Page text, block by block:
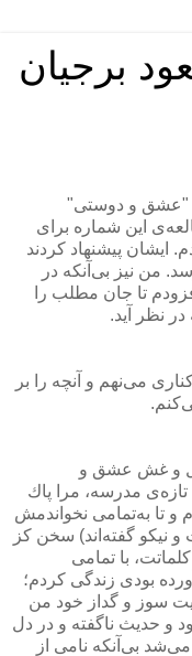
برجیان
"عشق و دوستی"
این شماره برای
ایشان پیشنهاد كردند
من نیز بی‌آنكه در
تا جان مطلب را
نظر آید.
می‌نهم و آنچه را بر
و غش عشق و
مدرسه، مرا پاك
و تا به‌تمامی نخواندمش
نیكو گفته‌اند) سخن كز
با تمامی
بودی زندگی كردم؛
سوز و گداز خود من
و حدیث ناگفته و در دل
بی‌آنكه نامی از